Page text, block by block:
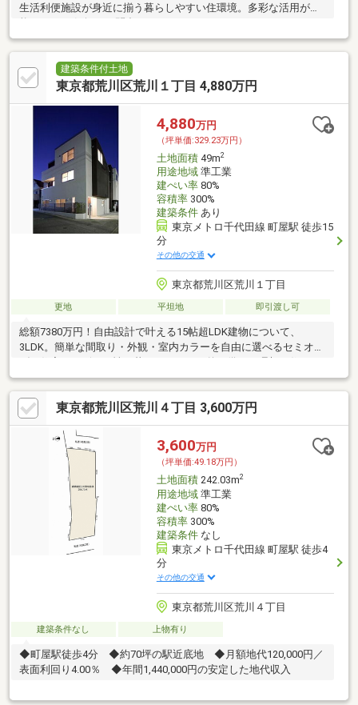
生活利便施設が身近に揃う暮らしやすい住環境。多彩な活用が可
建築条件付土地
東京都荒川区荒川１丁目 4,880万円
4,880万円
（坪単価:329.23万円）
土地面積49m2
用途地域準工業
建ぺい率80%
容積率300%
建築条件あり
東京メトロ千代田線 町屋駅 徒歩15
分
その他の交通
東京都荒川区荒川１丁目
更地 平坦地 即引渡し可
総額7380万円！自由設計で叶える15帖超LDK建物について、
3LDK。簡単な間取り・外観・室内カラーを自由に選べるセミオー
づくりを叶えます。
東京都荒川区荒川４丁目 3,600万円
3,600万円
（坪単価:49.18万円）
土地面積242.03m2
用途地域準工業
建ぺい率80%
容積率300%
建築条件なし
東京メトロ千代田線 町屋駅 徒歩4
分
その他の交通
東京都荒川区荒川４丁目
建築条件なし 上物有り
◆町屋駅徒歩4分 ◆約70坪の駅近底地 ◆月額地代120,000円／
表面利回り4.00％ ◆年間1,440,000円の安定した地代収入